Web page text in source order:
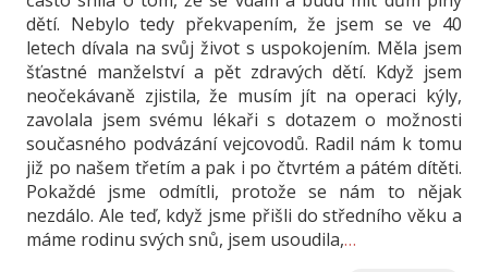
dětí. Nebylo tedy překvapením, že jsem se ve 40
letech dívala na svůj život s uspokojením. Měla jsem
šťastné manželství a pět zdravých dětí. Když jsem
neočekávaně zjistila, že musím jít na operaci kýly,
zavolala jsem svému lékaři s dotazem o možnosti
současného podvázání vejcovodů. Radil nám k tomu
již po našem třetím a pak i po čtvrtém a pátém dítěti.
Pokaždé jsme odmítli, protože se nám to nějak
nezdálo. Ale teď, když jsme přišli do středního věku a
máme rodinu svých snů, jsem usoudila,…